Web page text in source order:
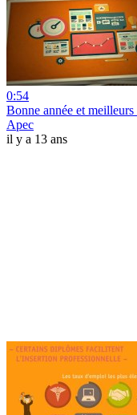
0:54
Bonne année et
Apec
il y a 13 ans